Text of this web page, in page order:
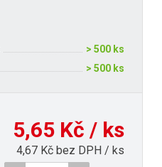
> 500 ks
> 500 ks
5,65 Kč / ks
4,67 Kč bez DPH / ks